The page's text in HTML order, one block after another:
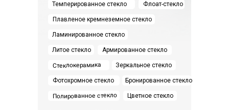
Темперированное стекло
Цветное стекло
Бронированное стекло
Плавленое кремнеземное стекло
Флоат-стекло
Полированное стекло
Ламинированное стекло
Зеркальное стекло
Литое стекло
Фотохромное стекло
Армированное стекло
Стеклокерамика